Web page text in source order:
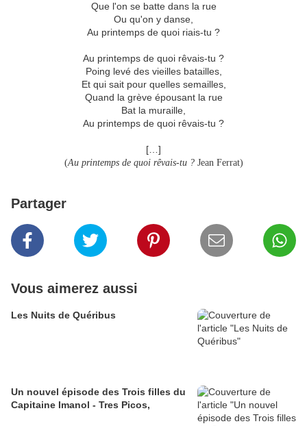
Que l'on se batte dans la rue
Ou qu'on y danse,
Au printemps de quoi riais-tu ?
Au printemps de quoi rêvais-tu ?
Poing levé des vieilles batailles,
Et qui sait pour quelles semailles,
Quand la grève épousant la rue
Bat la muraille,
Au printemps de quoi rêvais-tu ?
[…]
(Au printemps de quoi rêvais-tu ?Jean Ferrat)
Partager
Vous aimerez aussi
Les Nuits de Quéribus
Un nouvel épisode des Trois filles du
Capitaine Imanol - Tres Picos,